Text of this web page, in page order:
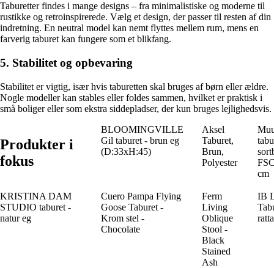
Taburetter findes i mange designs – fra minimalistiske og moderne til
rustikke og retroinspirerede. Vælg et design, der passer til resten af din
indretning. En neutral model kan nemt flyttes mellem rum, mens en
farverig taburet kan fungere som et blikfang.
5. Stabilitet og opbevaring
Stabilitet er vigtig, især hvis taburetten skal bruges af børn eller ældre.
Nogle modeller kan stables eller foldes sammen, hvilket er praktisk i
små boliger eller som ekstra siddepladser, der kun bruges lejlighedsvis.
Produkter i
fokus
BLOOMINGVILLE
Gil taburet - brun eg
(D:33xH:45)
Aksel
Taburet,
Brun,
Polyester
cm
KRISTINA DAM
STUDIO taburet -
natur eg
Cuero Pampa Flying
Goose Taburet -
Krom stel -
Chocolate
Ferm
Living
Oblique
Stool -
Black
Stained
Ash
IB